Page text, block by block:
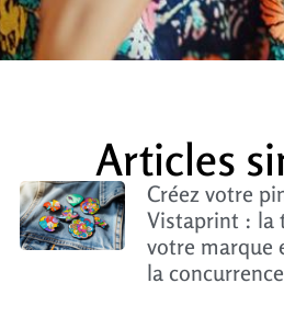
Articles
Créez votre
Vistaprint : la
votre marque
la concurrence